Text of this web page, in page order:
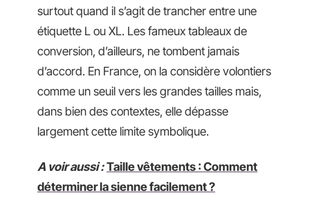
surtout quand il s’agit de trancher entre une
étiquette L ou XL. Les fameux tableaux de
conversion, d’ailleurs, ne tombent jamais
d’accord. En France, on la considère volontiers
comme un seuil vers les grandes tailles mais,
dans bien des contextes, elle dépasse
largement cette limite symbolique.
A voir aussi : Taille vêtements : Comment
déterminer la sienne facilement ?